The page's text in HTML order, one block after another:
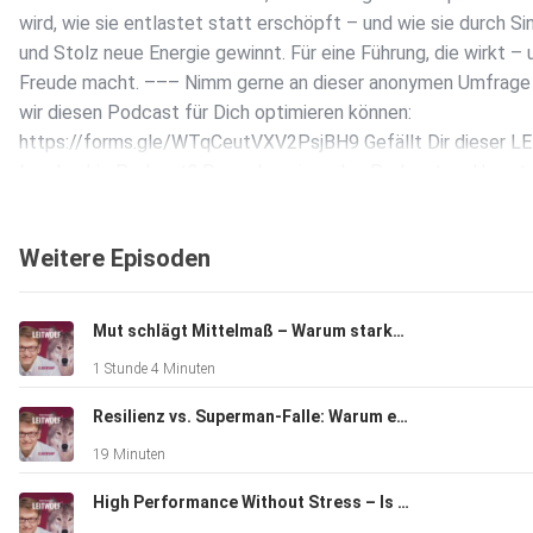
wird, wie sie entlastet statt erschöpft – und wie sie durch
und Stolz neue Energie gewinnt. Für eine Führung, die wirkt –
Freude macht. ––– Nimm gerne an dieser anonymen
wir diesen Podcast für Dich optimieren können:
https://forms.gle/WTqCeutVXV2PsjBH9 Gefällt Dir dieser
verbessern und sichtbarer zu machen. ––– Buche Dir JETZT
https://stefan-homeister-leadership.com/link/leitwolf-
Möchtest Du konkrete Tipps oder Unterstützung, wie gutes
Deinem Unternehmen definiert und umgesetzt werden kann,
schreibe Stefan eine Mail an:
homeister@stefan-homeister-leadership.com ODER
https://stefan-homeister-leadership.com/link/calendly //
Weitere Episoden
Mut schlägt Mittelmaß – Warum starke Marken starke Führung brauchen | Mit Eliah Werner (VP Brand SIXT)
1 Stunde 4 Minuten
Resilienz vs. Superman-Falle: Warum echte Führungskräfte keine Helden sein müssen
19 Minuten
High Performance Without Stress – Is It Really Possible?